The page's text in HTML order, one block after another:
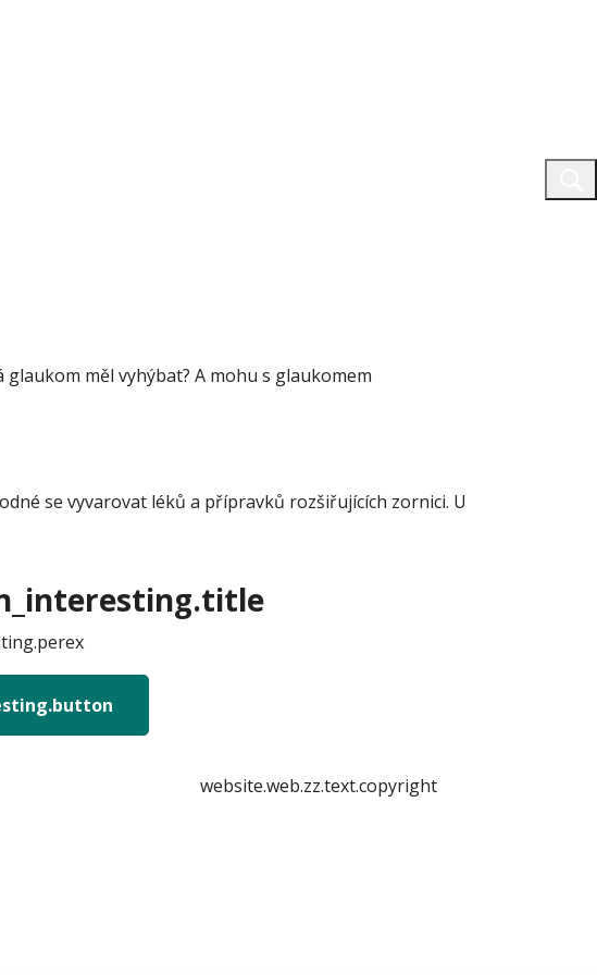
měl vyhýbat? A mohu s glaukomem
se vyvarovat léků a přípravků rozšiřujících zornici. U
website.web.zz.text.copyright